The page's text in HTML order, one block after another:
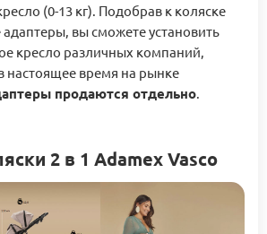
(0-13 кг). Подобрав к коляске
вы сможете установить
кресло различных компаний,
настоящее время на рынке
продаются отдельно.
2 в 1 Adamex Vasco